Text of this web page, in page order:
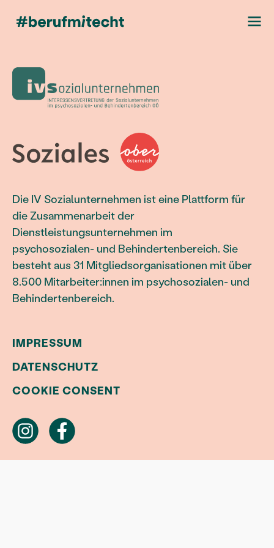
IMPRESSUM
DATENSCHUTZ
COOKIE CONSENT
Die IV Sozialunternehmen ist eine Plattform für
die Zusammenarbeit der
Dienstleistungsunternehmen im
psychosozialen- und Behindertenbereich. Sie
besteht aus 31 Mitgliedsorganisationen mit über
8.500 Mitarbeiter:innen im psychosozialen- und
Behindertenbereich.